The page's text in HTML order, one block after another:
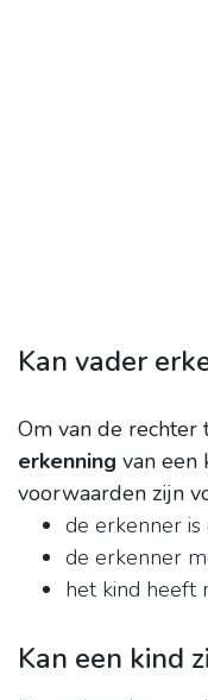
Kan vader
Om van de
erkenning van een
voorwaarden zijn
de erkenner
de erkenner
het kind heeft
Kan een kind